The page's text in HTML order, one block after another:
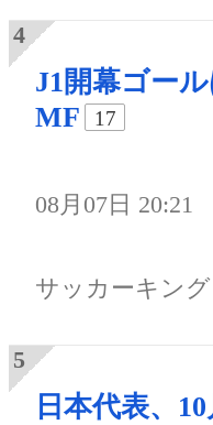
J1開幕ゴー
MF
17
08月07日 20:21
サッカーキング
日本代表、